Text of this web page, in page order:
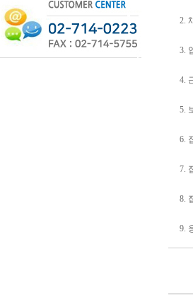
2.
3.
4.
5.
6.
7.
8.
9.